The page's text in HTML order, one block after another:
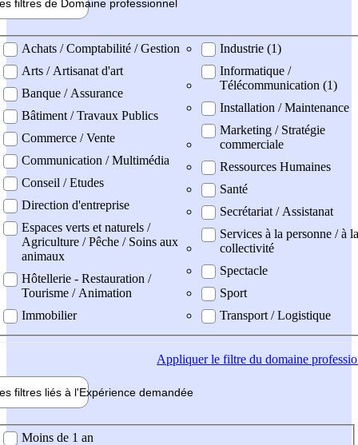
filtres de Domaine professionnel
professionel
Achats / Comptabilité / Gestion
Arts / Artisanat d'art
Banque / Assurance
Bâtiment / Travaux Publics
Commerce / Vente
Communication / Multimédia
Conseil / Etudes
Direction d'entreprise
Espaces verts et naturels /
Agriculture / Pêche / Soins aux
animaux
Hôtellerie - Restauration /
Tourisme / Animation
Immobilier
Industrie (1)
Informatique /
Télécommunication (1)
Installation / Maintenance
Marketing / Stratégie
commerciale
Ressources Humaines
Santé
Secrétariat / Assistanat
Services à la personne / à la
collectivité
Spectacle
Sport
Transport / Logistique
Appliquerle filtre du domaine
filtres liés à l'Expérience demandée
demandée
Moins de 1 an